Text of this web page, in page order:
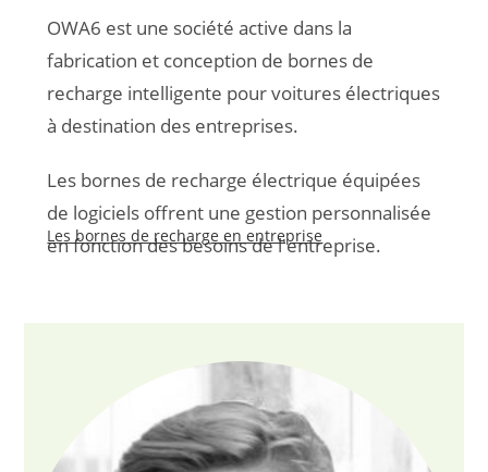
OWA6 est une société active dans la
fabrication et conception de bornes de
recharge intelligente pour voitures électriques
à destination des entreprises.
Les bornes de recharge électrique équipées
de logiciels offrent une gestion personnalisée
en fonction des besoins de l'entreprise.
Les bornes de recharge en entreprise